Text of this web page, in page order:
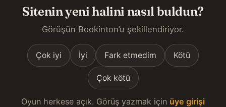
Sitenin yeni halini nasıl buldun?
Görüşün Bookinton’u şekillendiriyor.
Çok iyi İyi Fark etmedim Kötü
Çok kötü
Oyun herkese açık. Görüş yazmak için üye girişi